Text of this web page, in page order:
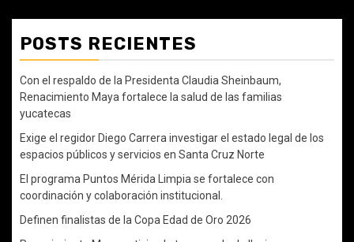
POSTS RECIENTES
Con el respaldo de la Presidenta Claudia Sheinbaum,
Renacimiento Maya fortalece la salud de las familias
yucatecas
Exige el regidor Diego Carrera investigar el estado legal de los
espacios públicos y servicios en Santa Cruz Norte
El programa Puntos Mérida Limpia se fortalece con
coordinación y colaboración institucional.
Definen finalistas de la Copa Edad de Oro 2026